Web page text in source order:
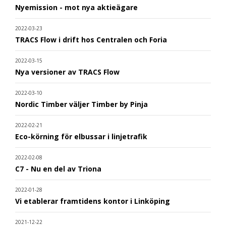
Nyemission - mot nya aktieägare
2022-03-23
TRACS Flow i drift hos Centralen och Foria
2022-03-15
Nya versioner av TRACS Flow
2022-03-10
Nordic Timber väljer Timber by Pinja
2022-02-21
Eco-körning för elbussar i linjetrafik
2022-02-08
C7 - Nu en del av Triona
2022-01-28
Vi etablerar framtidens kontor i Linköping
2021-12-22